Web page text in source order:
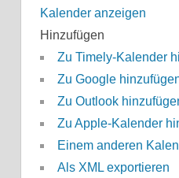
Kalender anzeigen
Hinzufügen
Zu Timely-Kalender
Zu Google
Zu Outlook
Zu Apple-Kalender
Einem anderen
Als XML exportieren